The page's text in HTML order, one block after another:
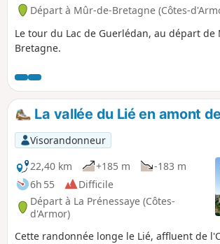
Départ à Mûr-de-Bretagne (Côtes-
Le tour du Lac de Guerlédan, au départ de
Bretagne.
La vallée du Lié en amont
Visorandonneur
22,40 km
+185 m
-183 m
6h 55
Difficile
Départ à La Prénessaye (Côtes-
d'Armor)
Cette randonnée longe le Lié, affluent de